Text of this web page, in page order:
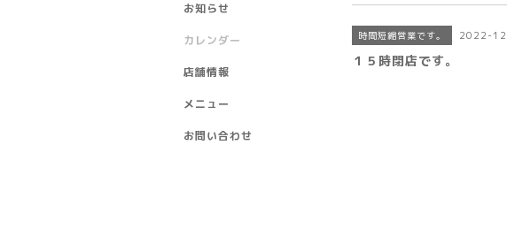
時間短縮営業です。 2022-
１５時閉店です。
お知らせ
カレンダー
店舗情報
メニュー
お問い合わせ